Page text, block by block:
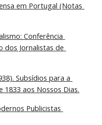
em Portugal (Notas
Conferência
dos Jornalistas de
Subsídios para a
1833 aos Nossos Dias.
Publicistas